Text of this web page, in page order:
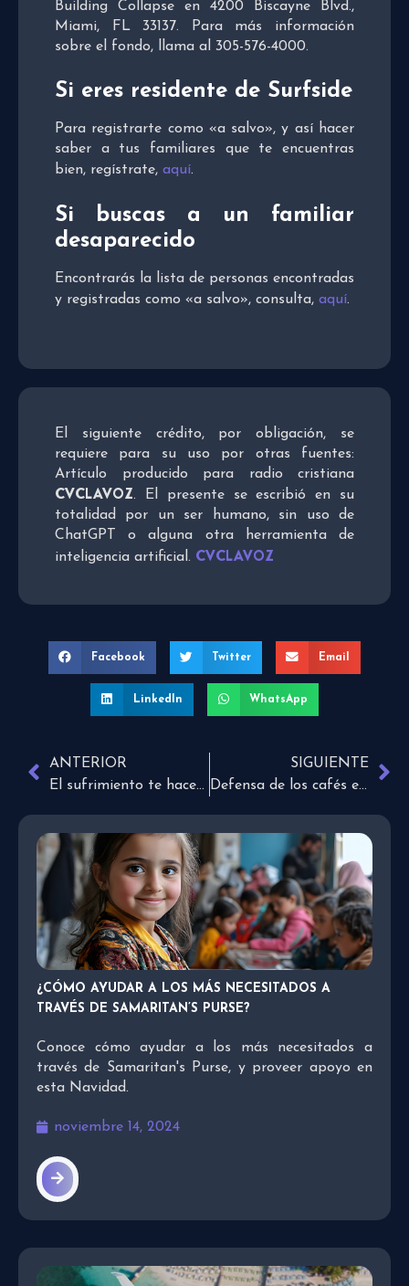
Building Collapse en 4200 Biscayne Blvd.,
Miami, FL 33137. Para más información
sobre el fondo, llama al 305-576-4000.
Si eres residente de Surfside
Para registrarte como «a salvo», y así hacer
saber a tus familiares que te encuentras
bien, regístrate, aquí.
Si buscas a un familiar
desaparecido
Encontrarás la lista de personas encontradas
y registradas como «a salvo», consulta, aquí.
El siguiente crédito, por obligación, se
requiere para su uso por otras fuentes:
Artículo producido para radio cristiana
CVCLAVOZ. El presente se escribió en su
totalidad por un ser humano, sin uso de
ChatGPT o alguna otra herramienta de
inteligencia artificial. CVCLAVOZ
Facebook Twitter Email
LinkedIn WhatsApp
ANTERIOR
El sufrimiento te hace sentir solo y lejos de Dios
SIGUIENTE
Defensa de los cafés e ideas afines
¿CÓMO AYUDAR A LOS MÁS NECESITADOS A
TRAVÉS DE SAMARITAN’S PURSE?
Conoce cómo ayudar a los más necesitados a
través de Samaritan's Purse, y proveer apoyo en
esta Navidad.
noviembre 14, 2024